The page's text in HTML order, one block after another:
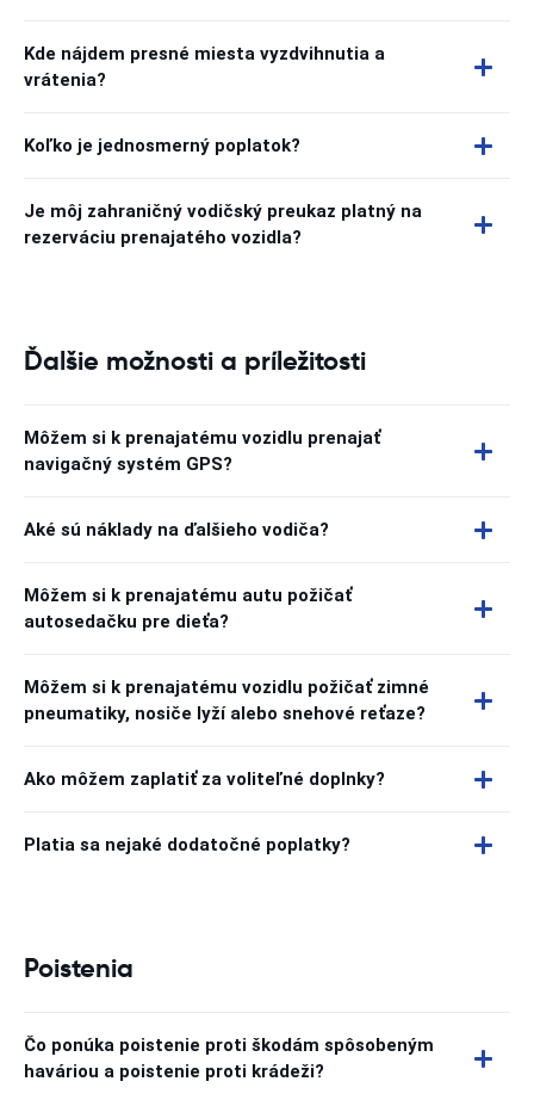
Kde nájdem presné miesta vyzdvihnutia a
vrátenia?
Koľko je jednosmerný poplatok?
Je môj zahraničný vodičský preukaz platný na
rezerváciu prenajatého vozidla?
Ďalšie možnosti a príležitosti
Môžem si k prenajatému vozidlu prenajať
navigačný systém GPS?
Aké sú náklady na ďalšieho vodiča?
Môžem si k prenajatému autu požičať
autosedačku pre dieťa?
Môžem si k prenajatému vozidlu požičať zimné
pneumatiky, nosiče lyží alebo snehové reťaze?
Ako môžem zaplatiť za voliteľné doplnky?
Platia sa nejaké dodatočné poplatky?
Poistenia
Čo ponúka poistenie proti škodám spôsobeným
haváriou a poistenie proti krádeži?